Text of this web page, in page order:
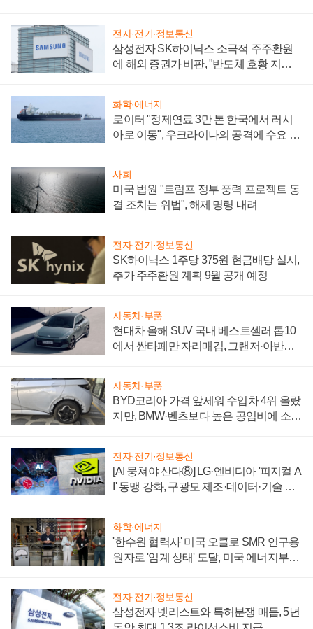
전자·전기·정보통신
삼성전자 SK하이닉스 소극적 주주환원
에 해외 증권가 비판, "반도체 호황 지속
화학·에너지
로이터 "정제연료 3만 톤 한국에서 러시
아로 이동", 우크라이나의 공격에 수요 늘
사회
미국 법원 "트럼프 정부 풍력 프로젝트 동
결 조치는 위법", 해제 명령 내려
전자·전기·정보통신
SK하이닉스 1주당 375원 현금배당 실시,
추가 주주환원 계획 9월 공개 예정
자동차·부품
현대차 올해 SUV 국내 베스트셀러 톱10
에서 싼타페만 자리매김, 그랜저·아반떼
자동차·부품
BYD코리아 가격 앞세워 수입차 4위 올랐
지만, BMW·벤츠보다 높은 공임비에 소비
전자·전기·정보통신
[AI 뭉쳐야 산다⑧] LG·엔비디아 '피지컬 A
I' 동맹 강화, 구광모 제조·데이터·기술 결
화학·에너지
'한수원 협력사' 미국 오클로 SMR 연구용
원자로 '임계 상태' 도달, 미국 에너지부
전자·전기·정보통신
삼성전자 넷리스트와 특허분쟁 매듭, 5년